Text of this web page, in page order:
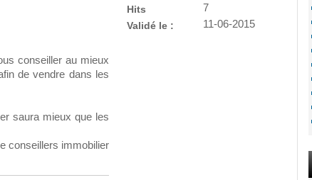
conseiller au mieux
de vendre dans les
saura mieux que les
conseillers immobilier
Hits
7
Validé le :
11-06-2015